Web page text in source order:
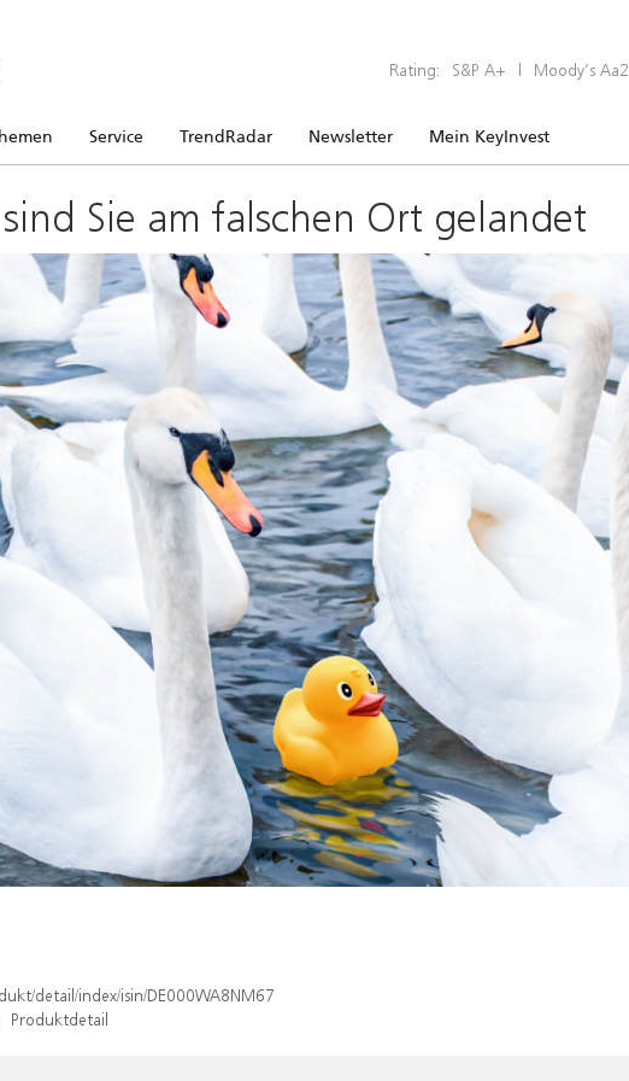
Rating: S&P A+ | Moody’s Aa2
Service TrendRadar Newsletter Mein KeyInvest
Sie am falschen Ort gelandet
detail/index/isin/DE000WA8NM67
Produktdetail